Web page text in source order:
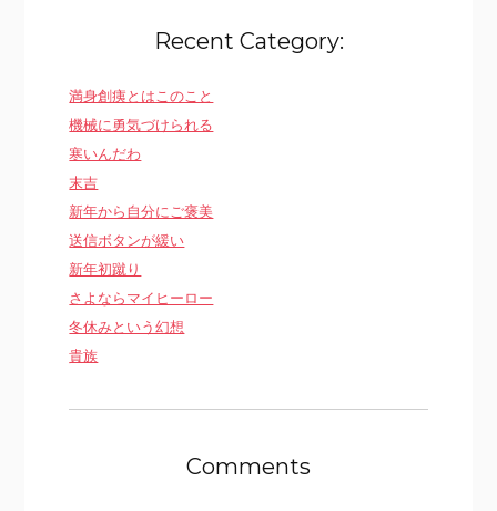
Recent Category:
満身創痍とはこのこと
機械に勇気づけられる
寒いんだわ
末吉
新年から自分にご褒美
送信ボタンが緩い
新年初蹴り
さよならマイヒーロー
冬休みという幻想
貴族
Comments